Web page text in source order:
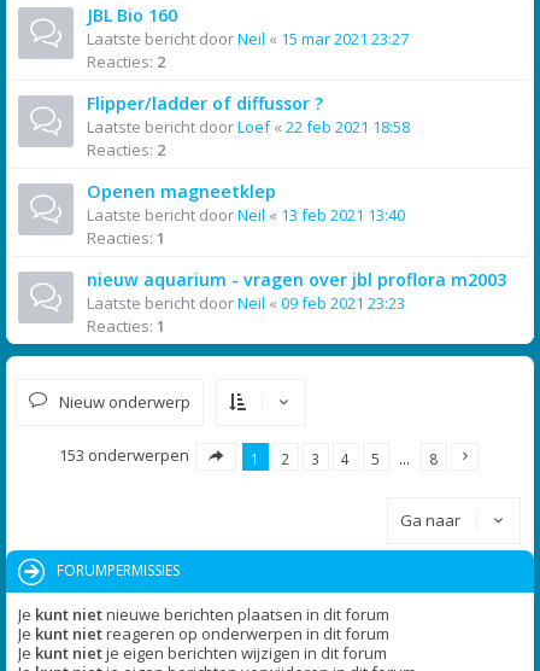
JBL Bio 160
Laatste bericht doorNeil « 15 mar 2021 23:27
Reacties: 2
Flipper/ladder of diffussor ?
Laatste bericht doorLoef« 22 feb 2021 18:58
Reacties: 2
Openen magneetklep
Laatste bericht doorNeil « 13 feb 2021 13:40
Reacties: 1
nieuw aquarium - vragen over jbl proflora m2003
Laatste bericht doorNeil « 09 feb 2021 23:23
Reacties: 1
Nieuw onderwerp
153 onderwerpen 1 2 3 4 5 … 8
Ga naar
FORUMPERMISSIES
Je kunt nietnieuwe berichten plaatsen in dit forum
Je kunt nietreageren op onderwerpen in dit forum
Je kunt nietje eigen berichten wijzigen in dit forum